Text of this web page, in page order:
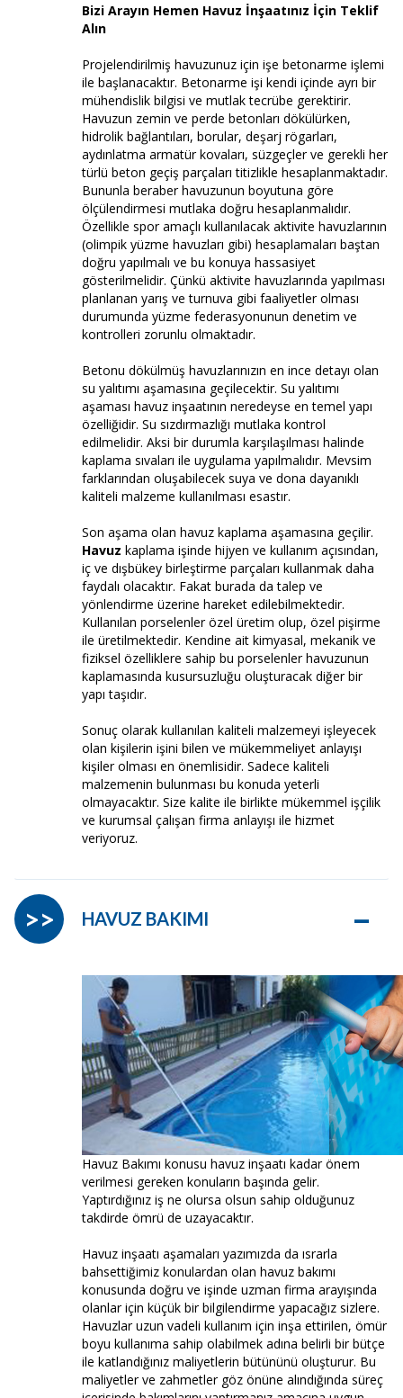
Bizi Arayın Hemen Havuz İnşaatınız İçin Teklif
Alın
Projelendirilmiş havuzunuz için işe betonarme işlemi
ile başlanacaktır. Betonarme işi kendi içinde ayrı bir
mühendislik bilgisi ve mutlak tecrübe gerektirir.
Havuzun zemin ve perde betonları dökülürken,
hidrolik bağlantıları, borular, deşarj rögarları,
aydınlatma armatür kovaları, süzgeçler ve gerekli her
türlü beton geçiş parçaları titizlikle hesaplanmaktadır.
Bununla beraber havuzunun boyutuna göre
ölçülendirmesi mutlaka doğru hesaplanmalıdır.
Özellikle spor amaçlı kullanılacak aktivite havuzlarının
(olimpik yüzme havuzları gibi) hesaplamaları baştan
doğru yapılmalı ve bu konuya hassasiyet
gösterilmelidir. Çünkü aktivite havuzlarında yapılması
planlanan yarış ve turnuva gibi faaliyetler olması
durumunda yüzme federasyonunun denetim ve
kontrolleri zorunlu olmaktadır.
Betonu dökülmüş havuzlarınızın en ince detayı olan
su yalıtımı aşamasına geçilecektir. Su yalıtımı
aşaması havuz inşaatının neredeyse en temel yapı
özelliğidir. Su sızdırmazlığı mutlaka kontrol
edilmelidir. Aksi bir durumla karşılaşılması halinde
kaplama sıvaları ile uygulama yapılmalıdır. Mevsim
farklarından oluşabilecek suya ve dona dayanıklı
kaliteli malzeme kullanılması esastır.
Son aşama olan havuz kaplama aşamasına geçilir.
Havuz kaplama işinde hijyen ve kullanım açısından,
iç ve dışbükey birleştirme parçaları kullanmak daha
faydalı olacaktır. Fakat burada da talep ve
yönlendirme üzerine hareket edilebilmektedir.
Kullanılan porselenler özel üretim olup, özel pişirme
ile üretilmektedir. Kendine ait kimyasal, mekanik ve
fiziksel özelliklere sahip bu porselenler havuzunun
kaplamasında kusursuzluğu oluşturacak diğer bir
yapı taşıdır.
Sonuç olarak kullanılan kaliteli malzemeyi işleyecek
olan kişilerin işini bilen ve mükemmeliyet anlayışı
kişiler olması en önemlisidir. Sadece kaliteli
malzemenin bulunması bu konuda yeterli
olmayacaktır. Size kalite ile birlikte mükemmel işçilik
ve kurumsal çalışan firma anlayışı ile hizmet
veriyoruz.
HAVUZ BAKIMI –
>>
Havuz Bakımı konusu havuz inşaatı kadar önem
verilmesi gereken konuların başında gelir.
Yaptırdığınız iş ne olursa olsun sahip olduğunuz
takdirde ömrü de uzayacaktır.
Havuz inşaatı aşamaları yazımızda da ısrarla
bahsettiğimiz konulardan olan havuz bakımı
konusunda doğru ve işinde uzman firma arayışında
olanlar için küçük bir bilgilendirme yapacağız sizlere.
Havuzlar uzun vadeli kullanım için inşa ettirilen, ömür
boyu kullanıma sahip olabilmek adına belirli bir bütçe
ile katlandığınız maliyetlerin bütününü oluşturur. Bu
maliyetler ve zahmetler göz önüne alındığında süreç